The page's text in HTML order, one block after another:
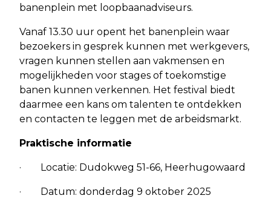
banenplein met loopbaanadviseurs.
Vanaf 13.30 uur opent het banenplein waar
bezoekers in gesprek kunnen met werkgevers,
vragen kunnen stellen aan vakmensen en
mogelijkheden voor stages of toekomstige
banen kunnen verkennen. Het festival biedt
daarmee een kans om talenten te ontdekken
en contacten te leggen met de arbeidsmarkt.
Praktische informatie
· Locatie: Dudokweg 51-66, Heerhugowaard
· Datum: donderdag 9 oktober 2025